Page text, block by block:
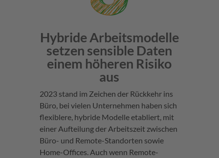
Hybride Arbeitsmodelle
setzen sensible Daten
einem höheren Risiko
aus
2023 stand im Zeichen der Rückkehr ins
Büro, bei vielen Unternehmen haben sich
flexiblere, hybride Modelle etabliert, mit
einer Aufteilung der Arbeitszeit zwischen
Büro- und Remote-Standorten sowie
Home-Offices. Auch wenn Remote-